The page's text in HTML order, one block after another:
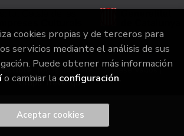
. Todos los Derechos Reservados |
Grupo Trevenque
cookies propias y de terceros para
servicios mediante el análisis de sus
Puede obtener más información
o cambiar la configuración.
Aceptar cookies